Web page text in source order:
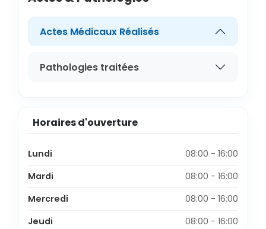
Actes Médicaux Réalisés
Pathologies traitées
Horaires d'ouverture
Lundi
08:00 - 16:00
Mardi
08:00 - 16:00
Mercredi
08:00 - 16:00
Jeudi
08:00 - 16:00